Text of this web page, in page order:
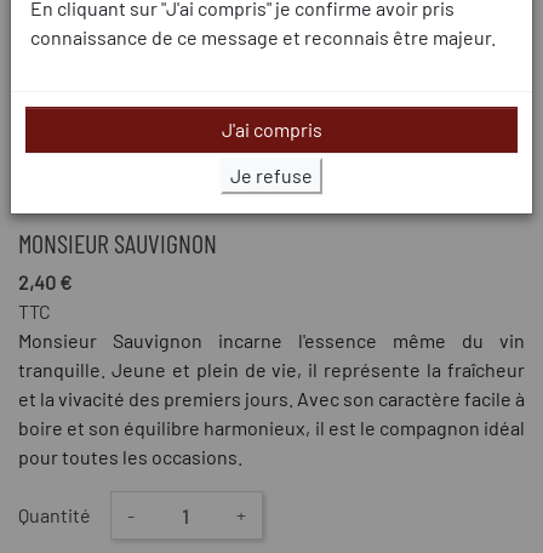
MONSIEUR SAUVIGNON
2,40 €
TTC
Monsieur Sauvignon incarne l'essence même du vin
tranquille. Jeune et plein de vie, il représente la fraîcheur
et la vivacité des premiers jours. Avec son caractère facile à
boire et son équilibre harmonieux, il est le compagnon idéal
pour toutes les occasions.
Quantité - +
En cliquant sur "J'ai compris" je confirme avoir pris
connaissance de ce message et reconnais être majeur.
Je refuse
J'ai compris